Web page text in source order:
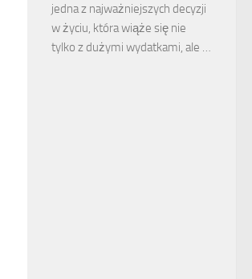
jedna z najważniejszych decyzji
w życiu, która wiąże się nie
tylko z dużymi wydatkami, ale …